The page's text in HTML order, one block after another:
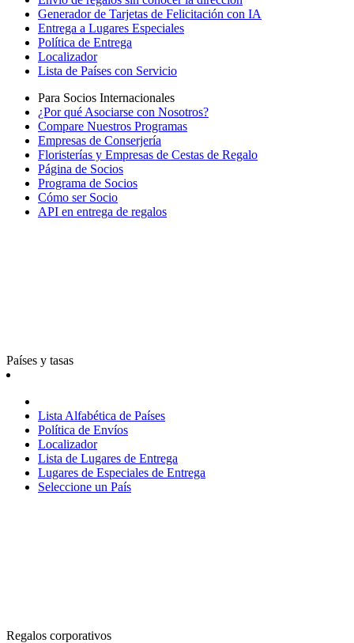
Generador de Tarjetas de Felicitación con IA
Entrega a Lugares Especiales
Política de Entrega
Localizador
Lista de Países con Servicio
Para Socios Internacionales
¿Por qué Asociarse con Nosotros?
Compare Nuestros Programas
Empresas de Conserjería
Floristerías y Empresas de Cestas de Regalo
Página de Socios
Programa de Socios
Cómo ser Socio
API en entrega de regalos
Países y tasas
Lista Alfabética de Países
Política de Envíos
Localizador
Lista de Lugares de Entrega
Lugares de Especiales de Entrega
Seleccione un País
Regalos corporativos